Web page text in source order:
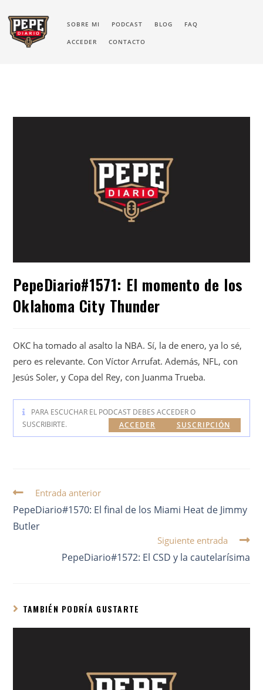
SOBRE MI PODCAST BLOG FAQ
ACCEDER CONTACTO
PepeDiario#1571: El momento de los
Oklahoma City Thunder
OKC ha tomado al asalto la NBA. Sí, la de enero, ya lo sé,
pero es relevante. Con Víctor Arrufat. Además, NFL, con
Jesús Soler, y Copa del Rey, con Juanma Trueba.
PARA ESCUCHAR EL PODCAST DEBES ACCEDER O
SUSCRIBIRTE.
SUSCRIPCIÓN
ACCEDER
Entrada anterior
PepeDiario#1570: El final de los Miami Heat de Jimmy
Butler
Siguiente entrada
PepeDiario#1572: El CSD y la cautelarísima
TAMBIÉN PODRÍA GUSTARTE